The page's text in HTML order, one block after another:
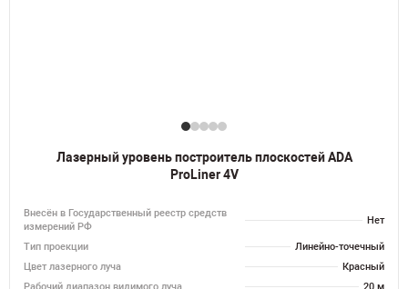
Лазерный уровень построитель плоскостей ADA
ProLiner 4V
Внесён в Государственный реестр средств
измерений РФ
Нет
Тип проекции
Линейно-точечный
Цвет лазерного луча
Красный